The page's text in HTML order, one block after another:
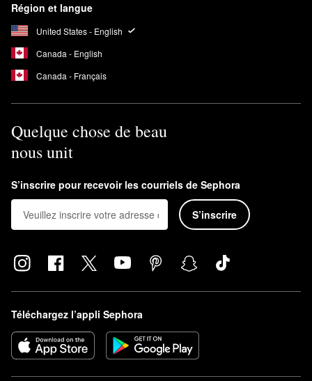
Région et langue
United States - English
Canada - English
Canada - Français
Quelque chose de beau
nous unit
S’inscrire pour recevoir les courriels de Sephora
S’inscrire
Téléchargez l’appli Sephora